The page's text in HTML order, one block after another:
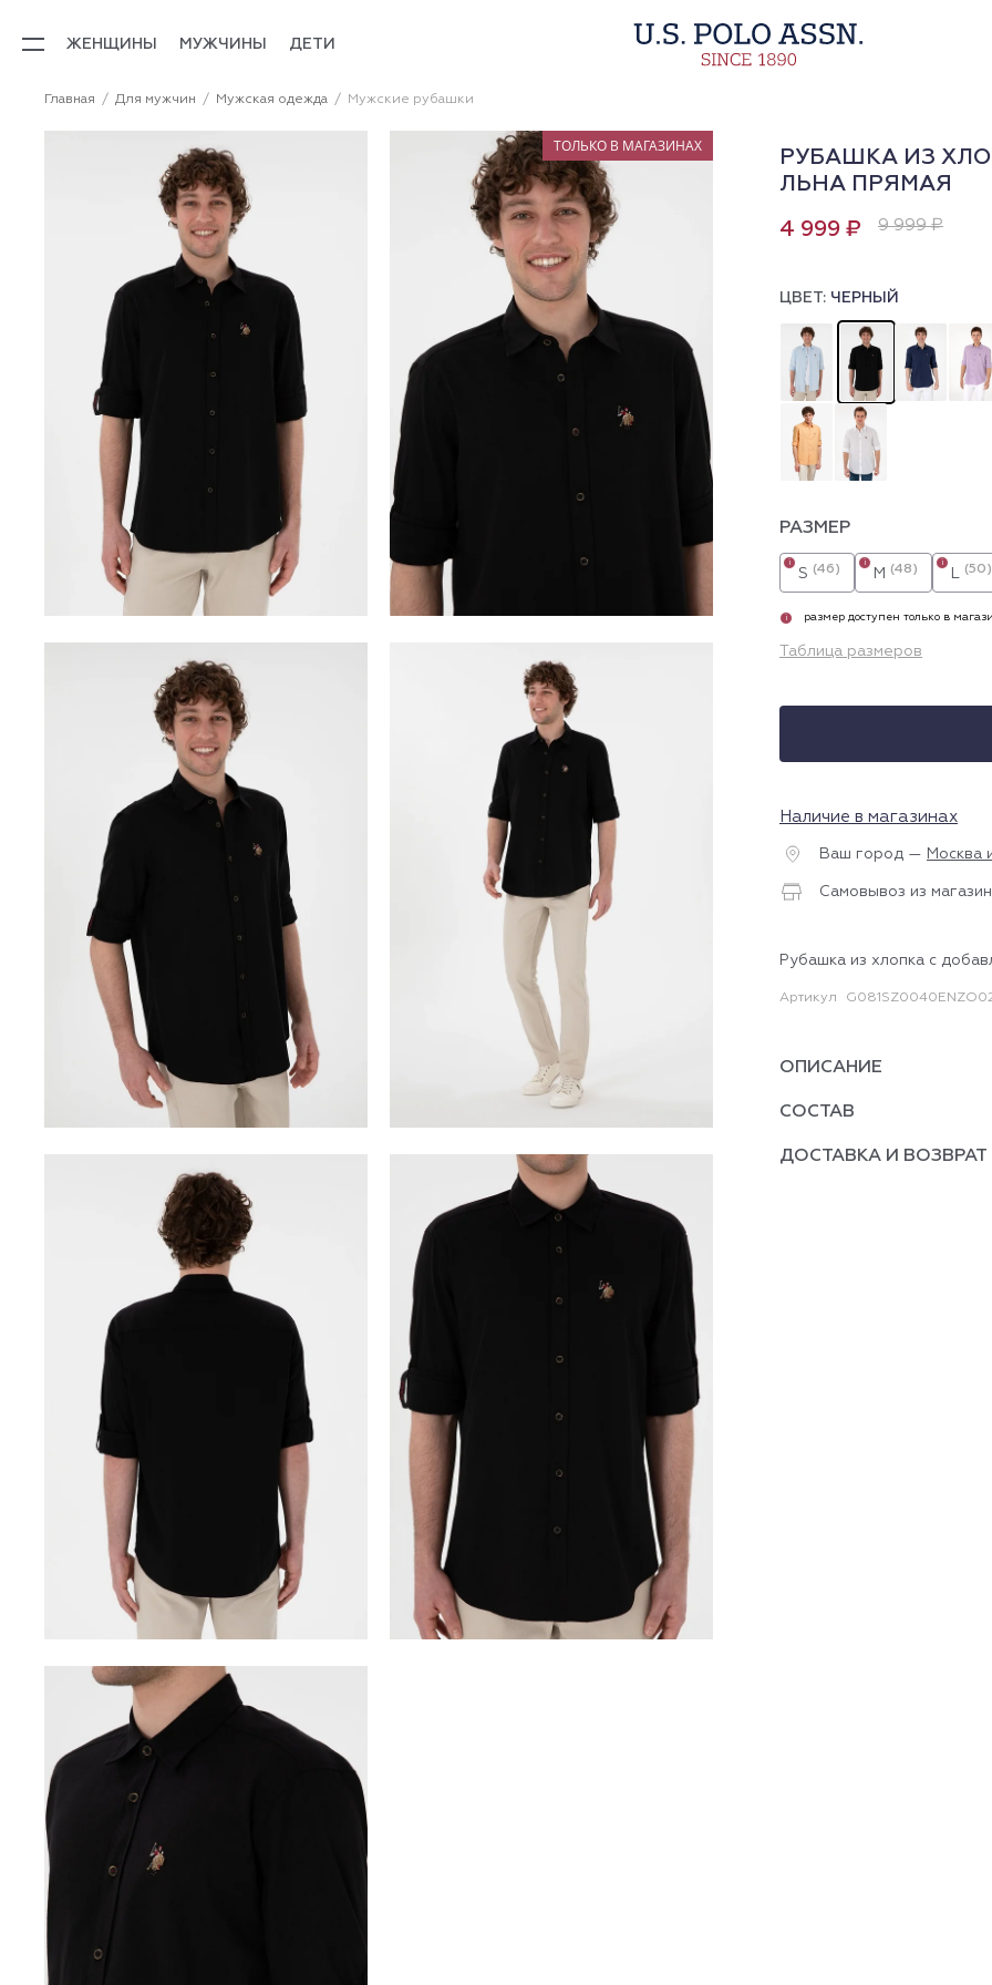
ЖЕНЩИНЫ МУЖЧИНЫ ДЕТИ
Главная Для мужчин Мужская одежда Мужские рубашки
ТОЛЬКО В МАГАЗИНАХ
РУБАШКА ИЗ
ЛЬНА ПРЯМАЯ
4 999 ₽ 9 999 ₽
ЦВЕТ: ЧЕРНЫЙ
РАЗМЕР
S (46)
i
M (48)
i
L (50)
i
i размер доступен только в
Таблица размеров
Наличие в магазинах
Ваш город — Москва
Самовывоз из
Рубашка из хлопка с
Артикул
ОПИСАНИЕ
СОСТАВ
ДОСТАВКА И ВОЗВРАТ